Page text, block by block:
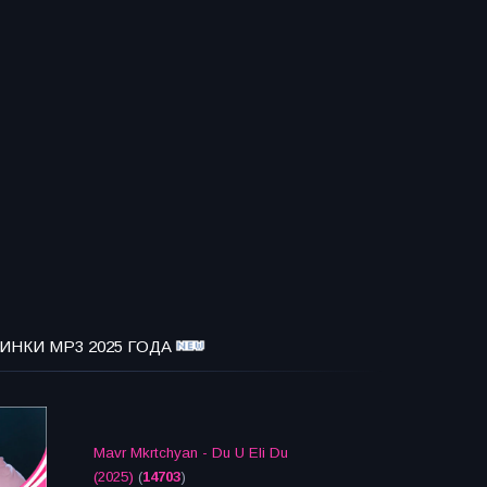
MP3 2025 ГОДА
Mavr Mkrtchyan - Du U Eli Du
(2025) (14703)